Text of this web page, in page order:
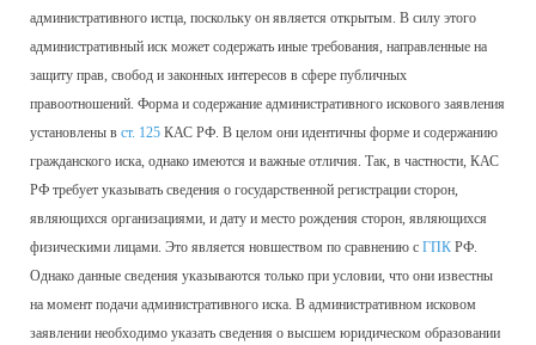
административного истца, поскольку он является открытым. В силу этого
административный иск может содержать иные требования, направленные на
защиту прав, свобод и законных интересов в сфере публичных
правоотношений. Форма и содержание административного искового заявления
установлены в ст. 125 КАС РФ. В целом они идентичны форме и содержанию
гражданского иска, однако имеются и важные отличия. Так, в частности, КАС
РФ требует указывать сведения о государственной регистрации сторон,
являющихся организациями, и дату и место рождения сторон, являющихся
физическими лицами. Это является новшеством по сравнению с ГПК РФ.
Однако данные сведения указываются только при условии, что они известны
на момент подачи административного иска. В административном исковом
заявлении необходимо указать сведения о высшем юридическом образовании